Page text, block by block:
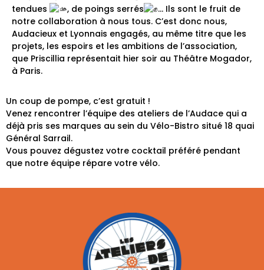
tendues
, de poings serrés
… Ils sont le fruit de
notre collaboration à nous tous. C’est donc nous,
Audacieux et Lyonnais engagés, au même titre que les
projets, les espoirs et les ambitions de l’association,
que Priscillia représentait hier soir au Théâtre Mogador,
à Paris.
Un coup de pompe, c’est gratuit !
Venez rencontrer l’équipe des ateliers de l’Audace qui a
déjà pris ses marques au sein du Vélo-Bistro situé 18 quai
Général Sarrail.
Vous pouvez dégustez votre cocktail préféré pendant
que notre équipe répare votre vélo.